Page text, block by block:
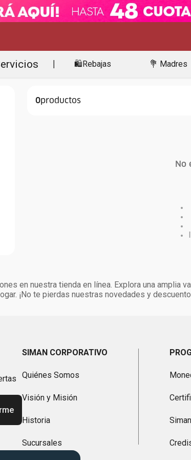
🛍️Rebajas 💐 Madres
0
No
en nuestra tienda en línea. Explora una
¡No te pierdas nuestras novedades y
SIMAN CORPORATIVO
Quiénes Somos
Visión y Misión
Historia
Sucursales